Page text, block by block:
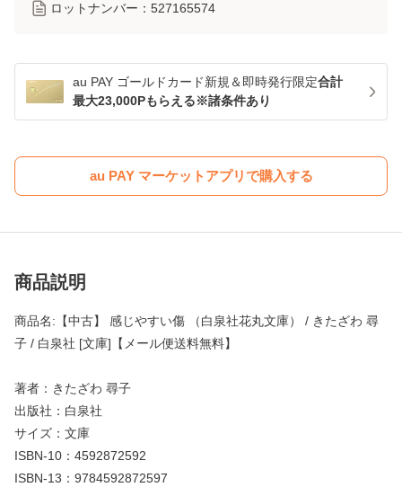
ロットナンバー： 527165574
au PAY ゴールドカード新規＆即時発行限定合計
最大23,000Pもらえる※諸条件あり
au PAY マーケットアプリで購入する
商品説明
商品名:【中古】 感じやすい傷 （白泉社花丸文庫） / きたざわ 尋
子 / 白泉社 [文庫]【メール便送料無料】
著者：きたざわ 尋子
出版社：白泉社
サイズ：文庫
ISBN-10：4592872592
ISBN-13：9784592872597